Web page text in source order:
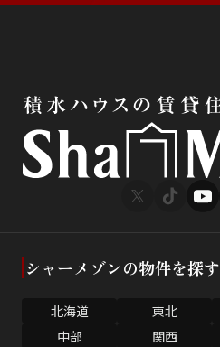
シャーメゾンの物件を探す
北海道 東北
中部
関西